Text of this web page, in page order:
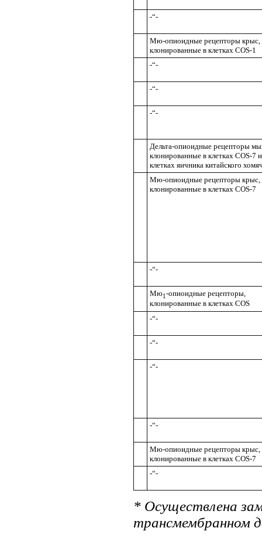
-“-
Мю-опиоидные рецепторы крыс,
клонированные в клетках COS-1
-“-
-“-
-“-
Дельта-опиоидные рецепторы
клонированные в клетках COS-7
клетках яичника китайского
Мю-опиоидные рецепторы крыс,
клонированные в клетках COS-7
-“-
Мю1-опиоидные рецепторы,
клонированные в клетках COS
-“-
-“-
-“-
-“-
Мю-опиоидные рецепторы крыс,
клонированные в клетках COS-7
-“-
* Осуществлена
трансмембранном